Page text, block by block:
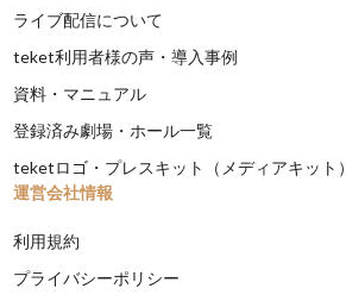
ライブ配信について
teket利用者様の声・導入事例
資料・マニュアル
登録済み劇場・ホール一覧
teketロゴ・プレスキット（メディアキット）
運営会社情報
利用規約
プライバシーポリシー